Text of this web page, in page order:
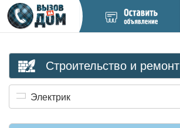
новое
Строительство и ремонт
Электрик